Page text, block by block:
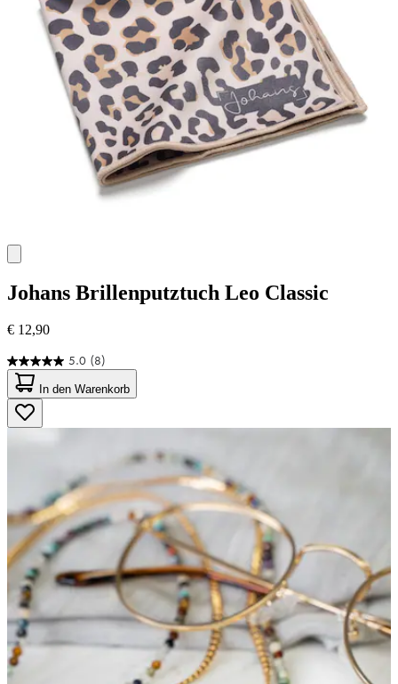
Johans Brillenputztuch Leo Classic
€ 12,90
5.0 (8)
5.0
von
5
Sternen.
8
In den Warenkorb